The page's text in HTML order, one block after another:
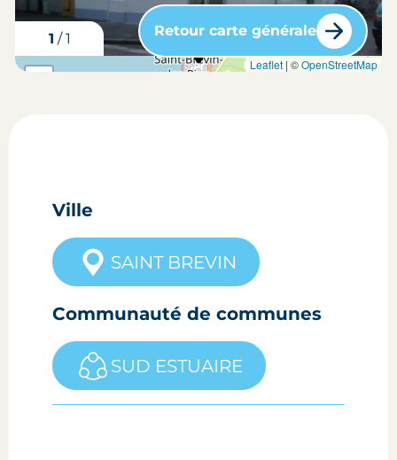
1 /1
carte situation du bien Leaflet| ©OpenStreetMap
Retour carte générale
Ville
SAINT BREVIN
Communauté de communes
SUD ESTUAIRE